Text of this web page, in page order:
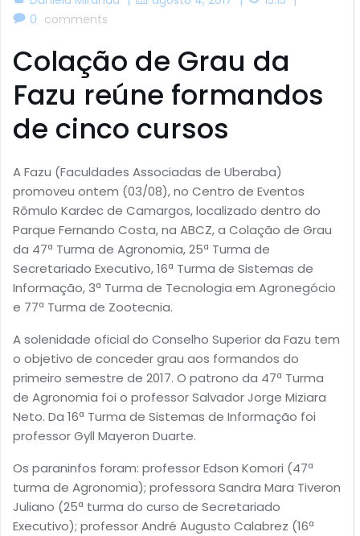
0 comments
Colação de Grau da
Fazu reúne formandos
de cinco cursos
A Fazu (Faculdades Associadas de Uberaba)
promoveu ontem (03/08), no Centro de Eventos
Rômulo Kardec de Camargos, localizado dentro do
Parque Fernando Costa, na ABCZ, a Colação de Grau
da 47ª Turma de Agronomia, 25ª Turma de
Secretariado Executivo, 16ª Turma de Sistemas de
Informação, 3ª Turma de Tecnologia em Agronegócio
e 77ª Turma de Zootecnia.
A solenidade oficial do Conselho Superior da Fazu tem
o objetivo de conceder grau aos formandos do
primeiro semestre de 2017. O patrono da 47ª Turma
de Agronomia foi o professor Salvador Jorge Miziara
Neto. Da 16ª Turma de Sistemas de Informação foi
professor Gyll Mayeron Duarte.
Os paraninfos foram: professor Edson Komori (47ª
turma de Agronomia); professora Sandra Mara Tiveron
Juliano (25ª turma do curso de Secretariado
Executivo); professor André Augusto Calabrez (16ª